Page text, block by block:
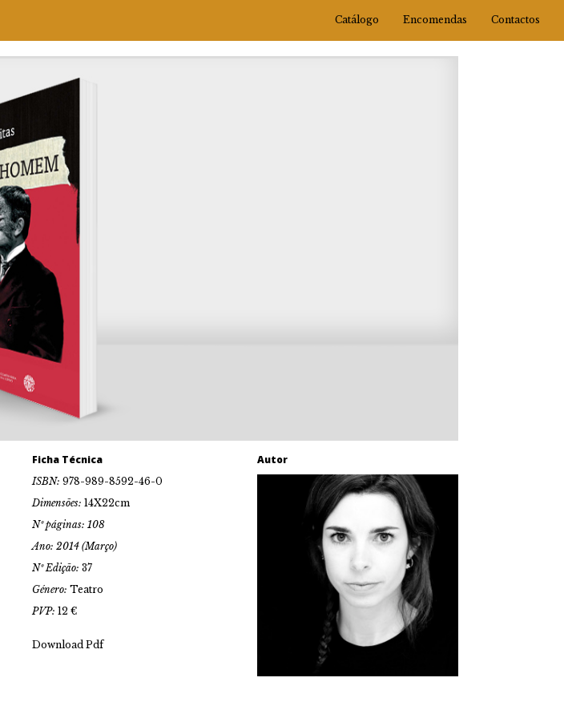
Catálogo Encomendas Contactos
Ficha Técnica
ISBN: 978-989-8592-46-0
Dimensões: 14X22cm
Nº páginas: 108
Ano: 2014 (Março)
Nº Edição: 37
Género: Teatro
PVP: 12 €
Download Pdf
Autor